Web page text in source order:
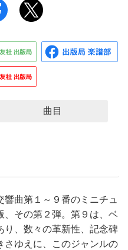
曲目
響曲第１～９番のミニチュ
、その第２弾。第９は、ベ
り、数々の革新性、記念碑
さゆえに、このジャンルの